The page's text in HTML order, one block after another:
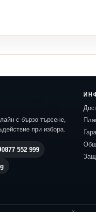
с бързо търсене,
при избора.
0877 552 999